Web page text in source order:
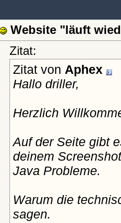
Website "läuft
Zitat:
Zitat von Aphex
Hallo driller,
Herzlich
Auf der Seite gibt
deinem
Java Probleme.
Warum die
sagen.